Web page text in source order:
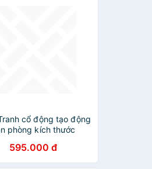
cổ động tạo động
phòng kích thước
595.000 đ